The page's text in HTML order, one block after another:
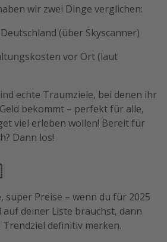
wir zwei Dinge verglichen:
(über Skyscanner)
vor Ort (laut
echte Traumziele, bei denen ihr
bekommt – perfekt für alle,
viel erleben wollen! Bereit für
Dann los!
super Preise – wenn du für 2025
auf deiner Liste brauchst, dann
definitiv merken.